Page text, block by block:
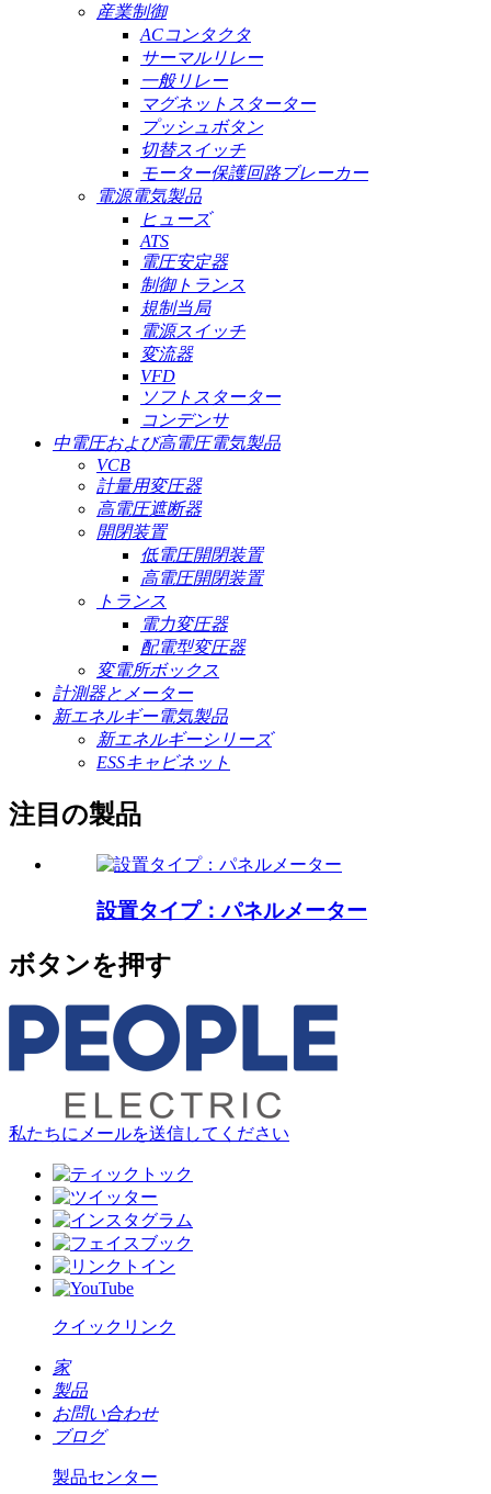
産業制御
ACコンタクタ
サーマルリレー
一般リレー
マグネットスターター
プッシュボタン
切替スイッチ
モーター保護回路ブレーカー
電源電気製品
ヒューズ
ATS
電圧安定器
制御トランス
規制当局
電源スイッチ
変流器
VFD
ソフトスターター
コンデンサ
中電圧および高電圧電気製品
VCB
計量用変圧器
高電圧遮断器
開閉装置
低電圧開閉装置
高電圧開閉装置
トランス
電力変圧器
配電型変圧器
変電所ボックス
計測器とメーター
新エネルギー電気製品
新エネルギーシリーズ
ESSキャビネット
注目の製品
設置タイプ：パネルメーター
ボタンを押す
私たちにメールを送信してください
クイックリンク
家
製品
お問い合わせ
ブログ
製品センター